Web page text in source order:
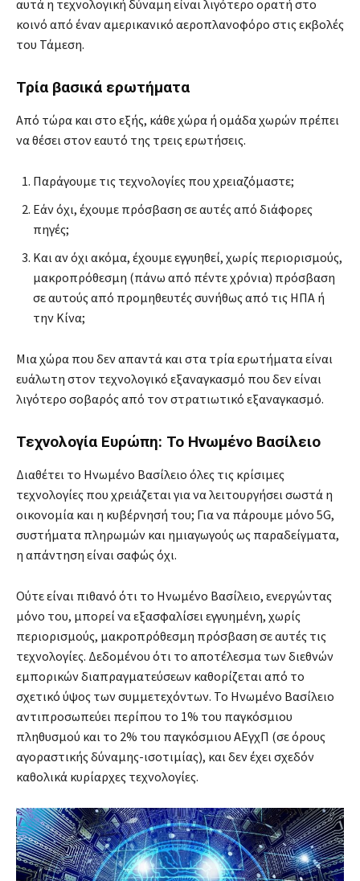
αυτά η τεχνολογική δύναμη είναι λιγότερο ορατή στο
κοινό από έναν αμερικανικό αεροπλανοφόρο στις εκβολές
του Τάμεση.
Τρία βασικά ερωτήματα
Από τώρα και στο εξής, κάθε χώρα ή ομάδα χωρών πρέπει
να θέσει στον εαυτό της τρεις ερωτήσεις.
Παράγουμε τις τεχνολογίες που χρειαζόμαστε;
Εάν όχι, έχουμε πρόσβαση σε αυτές από διάφορες
πηγές;
Και αν όχι ακόμα, έχουμε εγγυηθεί, χωρίς περιορισμούς,
μακροπρόθεσμη (πάνω από πέντε χρόνια) πρόσβαση
σε αυτούς από προμηθευτές συνήθως από τις ΗΠΑ ή
την Κίνα;
Μια χώρα που δεν απαντά και στα τρία ερωτήματα είναι
ευάλωτη στον τεχνολογικό εξαναγκασμό που δεν είναι
λιγότερο σοβαρός από τον στρατιωτικό εξαναγκασμό.
Τεχνολογία Ευρώπη: Το Ηνωμένο Βασίλειο
Διαθέτει το Ηνωμένο Βασίλειο όλες τις κρίσιμες
τεχνολογίες που χρειάζεται για να λειτουργήσει σωστά η
οικονομία και η κυβέρνησή του; Για να πάρουμε μόνο 5G,
συστήματα πληρωμών και ημιαγωγούς ως παραδείγματα,
η απάντηση είναι σαφώς όχι.
Ούτε είναι πιθανό ότι το Ηνωμένο Βασίλειο, ενεργώντας
μόνο του, μπορεί να εξασφαλίσει εγγυημένη, χωρίς
περιορισμούς, μακροπρόθεσμη πρόσβαση σε αυτές τις
τεχνολογίες. Δεδομένου ότι το αποτέλεσμα των διεθνών
εμπορικών διαπραγματεύσεων καθορίζεται από το
σχετικό ύψος των συμμετεχόντων. Το Ηνωμένο Βασίλειο
αντιπροσωπεύει περίπου το 1% του παγκόσμιου
πληθυσμού και το 2% του παγκόσμιου ΑΕγχΠ (σε όρους
αγοραστικής δύναμης-ισοτιμίας), και δεν έχει σχεδόν
καθολικά κυρίαρχες τεχνολογίες.